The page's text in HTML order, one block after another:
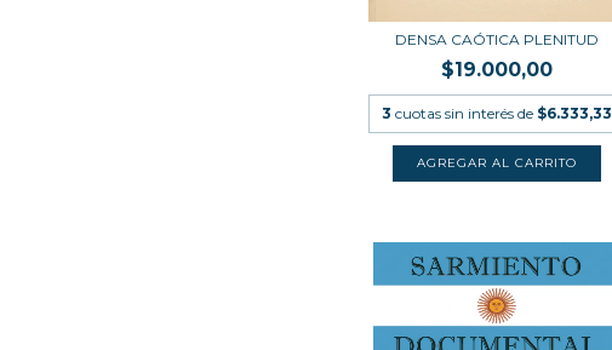
DENSA CAÓTICA PLENITUD
$19.000,00
3 cuotas sin interés de $6.333,33